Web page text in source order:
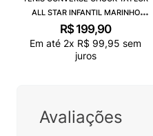
ALL STAR INFANTIL MARINHO
CK00020003
R$ 199,90
Em até 2x R$ 99,95 sem
juros
Avaliações